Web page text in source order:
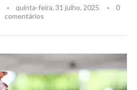
quinta-feira, 31 julho, 2025
0
comentários